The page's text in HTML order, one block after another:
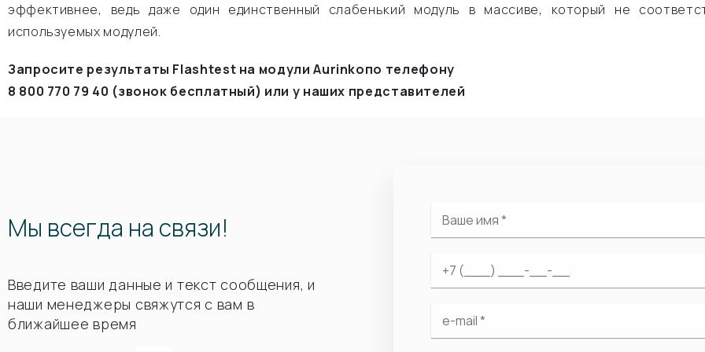
эффективнее, ведь даже один единственный слабенький модуль в массиве, который не
используемых модулей.
Запросите результаты Flashtest на модулиAurinkoпо телефону
8 800 770 79 40 (звонок бесплатный) или у наших представителей
Мы всегда на связи!
Введите ваши данные и текст сообщения, и
наши менеджеры свяжутся с вам в
ближайшее время